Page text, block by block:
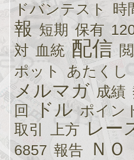
ドバンテスト
時
報 短期 保有
対 血統 配信
ポット
あたくし
メルマガ 成績
回 ドル ポイン
取引
上方 レー
6857 報告 ＮＯ